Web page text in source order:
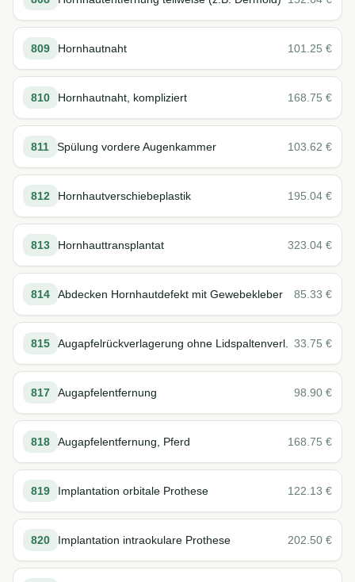
809 Hornhautnaht 101.25 €
810 Hornhautnaht, kompliziert 168.75 €
811 Spülung vordere Augenkammer 103.62 €
812 Hornhautverschiebeplastik 195.04 €
813 Hornhauttransplantat 323.04 €
814 Abdecken Hornhautdefekt mit Gewebekleber 85.33 €
815 Augapfelrückverlagerung ohne Lidspaltenverl. 33.75 €
817 Augapfelentfernung 98.90 €
818 Augapfelentfernung, Pferd 168.75 €
819 Implantation orbitale Prothese 122.13 €
820 Implantation intraokulare Prothese 202.50 €